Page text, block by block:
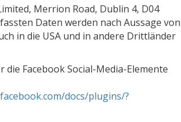
Merrion Road, Dublin 4, D04
Daten werden nach Aussage von
in die USA und in andere Drittländer
die Facebook Social-Media-Elemente
docs/plugins/?